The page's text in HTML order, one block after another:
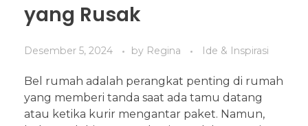
yang Rusak
Desember 5, 2024 by Regina Ide & Inspirasi
Bel rumah adalah perangkat penting di rumah
yang memberi tanda saat ada tamu datang
atau ketika kurir mengantar paket. Namun,